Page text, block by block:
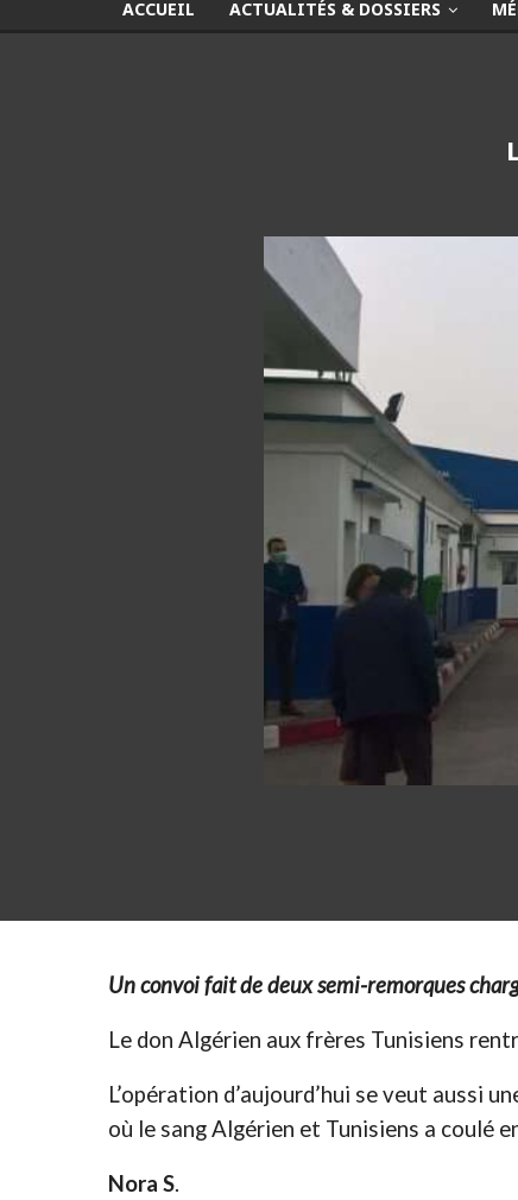
ACCUEIL ACTUALITÉS & DOSSIERS
Un convoi fait de deux semi-remorques
Le don Algérien aux frères Tunisiens
L’opération d’aujourd’hui se veut aussi
où le sang Algérien et Tunisiens a coulé
Nora S.